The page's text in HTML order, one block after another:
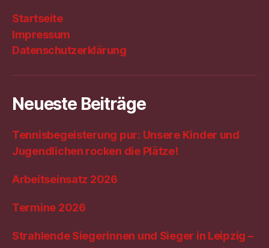
Startseite
Impressum
Datenschutzerklärung
Neueste Beiträge
Tennisbegeisterung pur: Unsere Kinder und
Jugendlichen rocken die Plätze!
Arbeitseinsatz 2026
Termine 2026
Strahlende Siegerinnen und Sieger in Leipzig –